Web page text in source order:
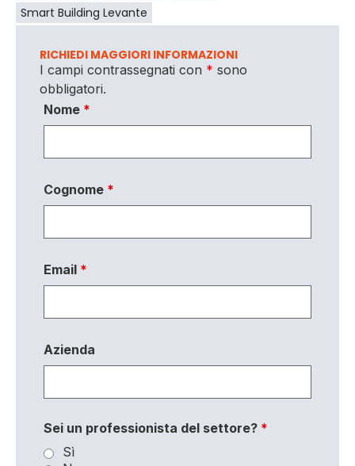
Smart Building Levante
RICHIEDI MAGGIORI INFORMAZIONI
I campi contrassegnati con * sono
obbligatori.
Nome *
Cognome *
Email *
Azienda
Sei un professionista del settore? *
Sì